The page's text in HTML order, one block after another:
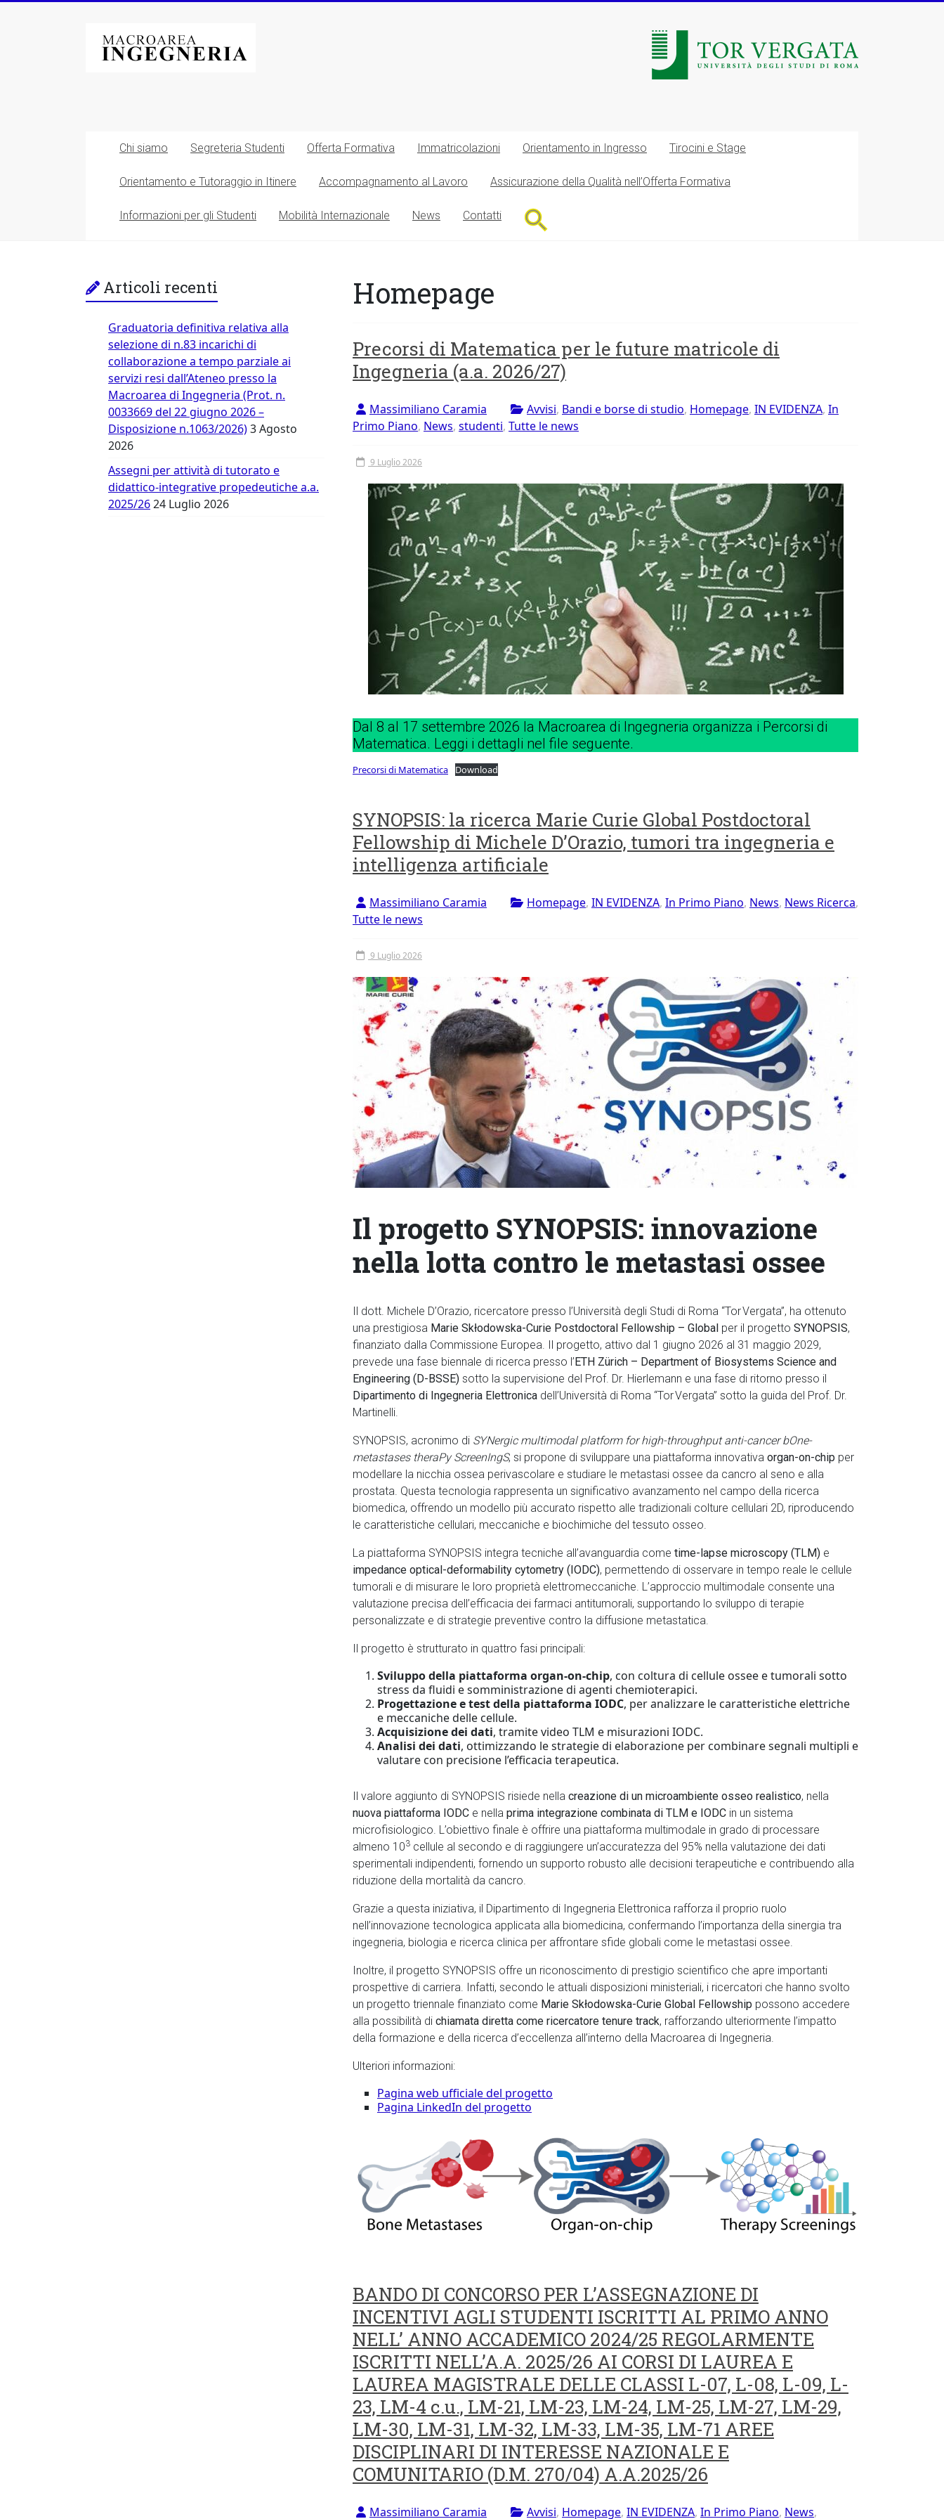
Macroarea
di
Università
degli
Studi
Tor
Vergata
Chi siamo Segreteria Studenti Offerta Formativa Immatricolazioni Orientamento in Ingresso Tirocini e Stage
Orientamento e Tutoraggio in Itinere Accompagnamento al Lavoro Assicurazione della Qualità nell’Offerta Formativa
Informazioni per gli Studenti Mobilità Internazionale News Contatti
Homepage
Precorsi di Matematica per le future matricole di
Ingegneria (a.a. 2026/27)
Massimiliano Caramia Avvisi, Bandi e borse di studio, Homepage, IN EVIDENZA, In
Primo Piano, News, studenti, Tutte le news
9 Luglio 2026
Dal 8 al 17 settembre 2026 la Macroarea di Ingegneria organizza i Percorsi di
Matematica. Leggi i dettagli nel file seguente.
Precorsi di Matematica Download
SYNOPSIS: la ricerca Marie Curie Global Postdoctoral
Fellowship di Michele D’Orazio, tumori tra ingegneria e
intelligenza artificiale
Massimiliano Caramia Homepage, IN EVIDENZA, In Primo Piano, News, News Ricerca,
Tutte le news
9 Luglio 2026
Il progetto SYNOPSIS: innovazione
nella lotta contro le metastasi ossee
Il dott. Michele D’Orazio, ricercatore presso l’Università degli Studi di Roma “Tor Vergata”, ha ottenuto
una prestigiosa Marie Skłodowska-Curie Postdoctoral Fellowship – Global per il progetto SYNOPSIS,
finanziato dalla Commissione Europea. Il progetto, attivo dal 1 giugno 2026 al 31 maggio 2029,
prevede una fase biennale di ricerca presso l’ETH Zürich – Department of Biosystems Science and
Engineering (D-BSSE) sotto la supervisione del Prof. Dr. Hierlemann e una fase di ritorno presso il
Dipartimento di Ingegneria Elettronica dell’Università di Roma “Tor Vergata” sotto la guida del Prof. Dr.
Martinelli.
SYNOPSIS, acronimo di SYNergic multimodal platform for high-throughput anti-cancer bOne-
metastases theraPy ScreenIngS, si propone di sviluppare una piattaforma innovativa organ-on-chip per
modellare la nicchia ossea perivascolare e studiare le metastasi ossee da cancro al seno e alla
prostata. Questa tecnologia rappresenta un significativo avanzamento nel campo della ricerca
biomedica, offrendo un modello più accurato rispetto alle tradizionali colture cellulari 2D, riproducendo
le caratteristiche cellulari, meccaniche e biochimiche del tessuto osseo.
La piattaforma SYNOPSIS integra tecniche all’avanguardia come time-lapse microscopy (TLM) e
impedance optical-deformability cytometry (IODC), permettendo di osservare in tempo reale le cellule
tumorali e di misurare le loro proprietà elettromeccaniche. L’approccio multimodale consente una
valutazione precisa dell’efficacia dei farmaci antitumorali, supportando lo sviluppo di terapie
personalizzate e di strategie preventive contro la diffusione metastatica.
Il progetto è strutturato in quattro fasi principali:
Sviluppo della piattaforma organ-on-chip, con coltura di cellule ossee e tumorali sotto
stress da fluidi e somministrazione di agenti chemioterapici.
Progettazione e test della piattaforma IODC, per analizzare le caratteristiche elettriche
e meccaniche delle cellule.
Acquisizione dei dati, tramite video TLM e misurazioni IODC.
Analisi dei dati, ottimizzando le strategie di elaborazione per combinare segnali multipli e
valutare con precisione l’efficacia terapeutica.
Il valore aggiunto di SYNOPSIS risiede nella creazione di un microambiente osseo realistico, nella
nuova piattaforma IODC e nella prima integrazione combinata di TLM e IODC in un sistema
microfisiologico. L’obiettivo finale è offrire una piattaforma multimodale in grado di processare
almeno 103 cellule al secondo e di raggiungere un’accuratezza del 95% nella valutazione dei dati
sperimentali indipendenti, fornendo un supporto robusto alle decisioni terapeutiche e contribuendo alla
riduzione della mortalità da cancro.
Grazie a questa iniziativa, il Dipartimento di Ingegneria Elettronica rafforza il proprio ruolo
nell’innovazione tecnologica applicata alla biomedicina, confermando l’importanza della sinergia tra
ingegneria, biologia e ricerca clinica per affrontare sfide globali come le metastasi ossee.
Inoltre, il progetto SYNOPSIS offre un riconoscimento di prestigio scientifico che apre importanti
prospettive di carriera. Infatti, secondo le attuali disposizioni ministeriali, i ricercatori che hanno svolto
un progetto triennale finanziato come Marie Skłodowska-Curie Global Fellowship possono accedere
alla possibilità di chiamata diretta come ricercatore tenure track, rafforzando ulteriormente l’impatto
della formazione e della ricerca d’eccellenza all’interno della Macroarea di Ingegneria.
Ulteriori informazioni:
Pagina web ufficiale del progetto
Pagina LinkedIn del progetto
BANDO DI CONCORSO PER L’ASSEGNAZIONE DI
INCENTIVI AGLI STUDENTI ISCRITTI AL PRIMO ANNO
NELL’ ANNO ACCADEMICO 2024/25 REGOLARMENTE
ISCRITTI NELL’A.A. 2025/26 AI CORSI DI LAUREA E
LAUREA MAGISTRALE DELLE CLASSI L-07, L-08, L-09, L-
23, LM-4 c.u., LM-21, LM-23, LM-24, LM-25, LM-27, LM-29,
LM-30, LM-31, LM-32, LM-33, LM-35, LM-71 AREE
DISCIPLINARI DI INTERESSE NAZIONALE E
COMUNITARIO (D.M. 270/04) A.A.2025/26
Massimiliano Caramia Avvisi, Homepage, IN EVIDENZA, In Primo Piano, News,
Articoli recenti
Graduatoria definitiva relativa alla
selezione di n.83 incarichi di
collaborazione a tempo parziale ai
servizi resi dall’Ateneo presso la
Macroarea di Ingegneria (Prot. n.
0033669 del 22 giugno 2026 –
Disposizione n.1063/2026)3 Agosto
2026
Assegni per attività di tutorato e
didattico-integrative propedeutiche a.a.
2025/2624 Luglio 2026